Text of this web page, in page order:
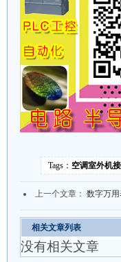
Tags： 空调室外机
上一个文章： 数字万
相关文章列表
没有相关文章